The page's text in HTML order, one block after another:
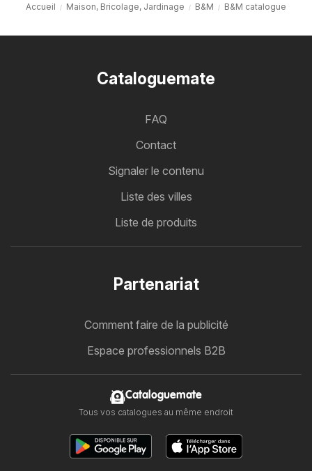
Accueil Maison, Bricolage, Jardinage B&M B&M catalogue
Cataloguemate
FAQ
Contact
Signaler le contenu
Liste des villes
Liste de produits
Partenariat
Comment faire de la publicité
Espace professionnels B2B
Cataloguemate
Tous vos catalogues au même endroit